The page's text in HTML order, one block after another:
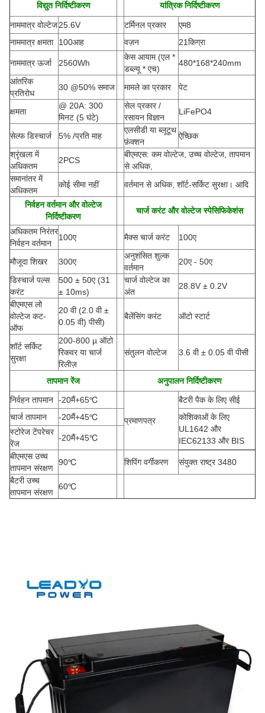
विद्युत निर्दिष्टीकरण यांत्रिक निर्दिष्टीकरण
नाममात्र वोल्टेज25.6V टर्मिनल प्रकार
एम8
नाममात्र क्षमता
100आह वज़न 21किग्रा
नाममात्र ऊर्जा 2560Wh
केस आयाम (एल *
डब्ल्यू * एच)
480*168*240mm
आंतरिक
प्रतिरोध
30 @50% समाज मामले का प्रकार पेट
क्षमता
@ 20A: 300
मिनट (5 घंटे)
सेल प्रकार /
रसायन विज्ञान
LiFePO4
सेल्फ डिस्चार्ज 5% /प्रति माह
एलसीडी या ब्लूटूथ
फ़ंक्शन
ऐच्छिक
श्रृंखला में
अधिकतम
2PCS
बीएमएस: कम वोल्टेज, उच्च वोल्टेज, तापमान
से अधिक,
समानांतर में
अधिकतम
कोई सीमा नहीं वर्तमान से अधिक, शॉर्ट-सर्किट सुरक्षा। आदि
निर्वहन वर्तमान और वोल्टेज
निर्दिष्टीकरण
चार्ज करंट और वोल्टेज स्पेसिफिकेशंस
अधिकतम निरंतर
निर्वहन वर्तमान
100ए मैक्स चार्ज करंट 100ए
मौजूदा शिखर 300ए
अनुशंसित शुल्क
वर्तमान
20ए - 50ए
डिस्चार्ज पल्स
करंट
500 ± 50ए (31
± 10ms)
चार्ज वोल्टेज का
अंत
28.8V ± 0.2V
बीएमएस लो
वोल्टेज कट-
ऑफ
20 वी (2.0 वी ±
0.05 वी) पीसी)
बैलेंसिंग करंट ऑटो स्टार्ट
शॉर्ट सर्किट
सुरक्षा
200-800 µ ऑटो
रिकवर या चार्ज
रिलीज़
संतुलन वोल्टेज 3.6 वी ± 0.05 वी पीसी
तापमान रेंज
अनुपालन निर्दिष्टीकरण
निर्वहन तापमान -20मैं+65℃
प्रमाणपत्र
बैटरी पैक के लिए सीई
चार्ज तापमान
-20मैं+45℃
कोशिकाओं के लिए
UL1642 और
IEC62133 और BIS
स्टोरेज टेंपरेचर
रेंज
-20मैं+45℃
बीएमएस उच्च
तापमान संरक्षण
90℃ शिपिंग वर्गीकरण
संयुक्त राष्ट्र 3480
बैटरी उच्च
तापमान संरक्षण
60℃